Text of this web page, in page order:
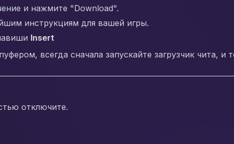
и нажмите "Download".
инструкциям для вашей игры.
Insert
всегда сначала запускайте загрузчик чита, и
отключите.